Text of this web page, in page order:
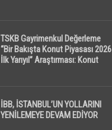
TSKB Gayrimenkul Değerleme
“Bir Bakışta Konut Piyasası 2026
İlk Yarıyıl” Araştırması: Konut
Dikkat Çekti
İBB, İSTANBUL’UN YOLLARINI
YENİLEMEYE DEVAM EDİYOR